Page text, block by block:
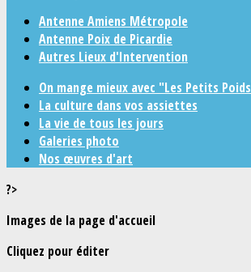
Antenne Amiens Métropole
Antenne Poix de Picardie
Autres Lieux d'Intervention
On mange mieux avec "Les Petits
La culture dans vos assiettes
La vie de tous les jours
Galeries photo
Nos œuvres d'art
?>
Images de la page d'accueil
Cliquez pour éditer